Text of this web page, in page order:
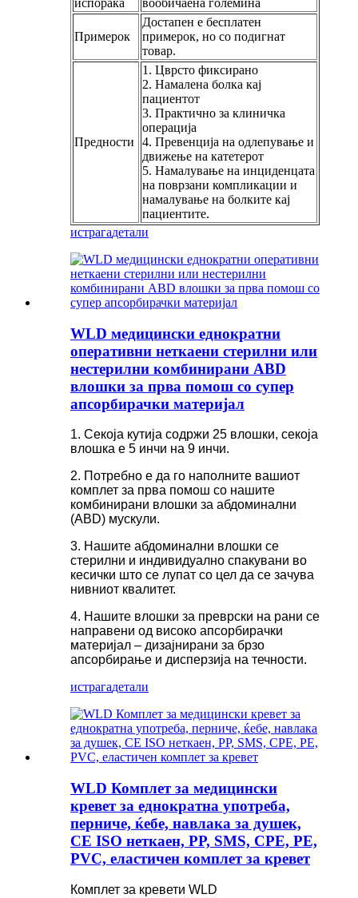
испорака
вообичаена големина
Примерок
Достапен е бесплатен
примерок, но со подигнат
товар.
Предности
1. Цврсто фиксирано
2. Намалена болка кај
пациентот
3. Практично за клиничка
операција
4. Превенција на одлепување и
движење на катетерот
5. Намалување на инциденцата
на поврзани компликации и
намалување на болките кај
пациентите.
истрагадетали
WLD медицински еднократни
оперативни неткаени стерилни или
нестерилни комбинирани ABD
влошки за прва помош со супер
апсорбирачки материјал
1. Секоја кутија содржи 25 влошки, секоја
влошка е 5 инчи на 9 инчи.
2. Потребно е да го наполните вашиот
комплет за прва помош со нашите
комбинирани влошки за абдоминални
(ABD) мускули.
3. Нашите абдоминални влошки се
стерилни и индивидуално спакувани во
кесички што се лупат со цел да се зачува
нивниот квалитет.
4. Нашите влошки за преврски на рани се
направени од високо апсорбирачки
материјал – дизајнирани за брзо
апсорбирање и дисперзија на течности.
истрагадетали
WLD Комплет за медицински
кревет за еднократна употреба,
перниче, ќебе, навлака за душек,
CE ISO неткаен, PP, SMS, CPE, PE,
PVC, еластичен комплет за кревет
Комплет за кревети WLD